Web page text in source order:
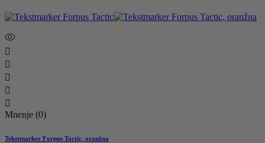





Mnenje (0)
Tekstmarker Forpus Tactic, oranžna